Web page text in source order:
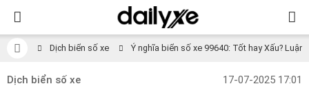
Dịch biển số xe Ý nghĩa biển số xe 99640: Tốt hay Xấu?
Dịch biển số xe 17-07-2025 17:01